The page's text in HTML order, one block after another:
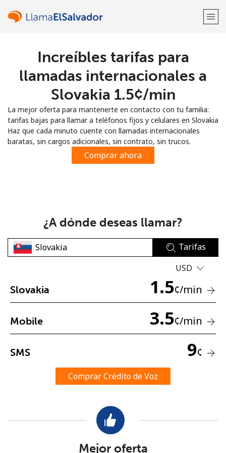
¡Bienvenido!
Regístrate con
Mínimo 8 caracteres
Una letra mayúscula y una minúscula
Un caracter especial
Mantente en contacto para recibir nuestras mejores
Increíbles tarifas para
llamadas internacionales a
Slovakia ⁦1.5¢⁩/min
La mejor oferta para mantenerte en contacto con tu familia:
tarifas bajas para llamar a teléfonos fijos y celulares en Slovakia
Haz que cada minuto cuente con llamadas internacionales
baratas, sin cargos adicionales, sin contrato, sin trucos.
Comprar ahora
¿A dónde deseas llamar?
Tarifas
USD
Slovakia 1.5¢/min
Mobile 3.5¢/min
SMS 9¢
Comprar Crédito de Voz
Mejor oferta